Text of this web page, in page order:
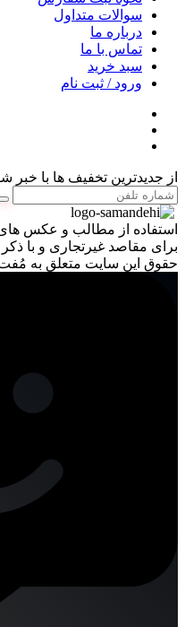
سوالات متداول
درباره ما
تماس با ما
سبد خرید
ورود / ثبت نام
از جدیدترین تخفیف ها با خبر
استفاده از مطالب و عکس های
برای مقاصد غیرتجاری و با
حقوق این سایت متعلق به مُفت